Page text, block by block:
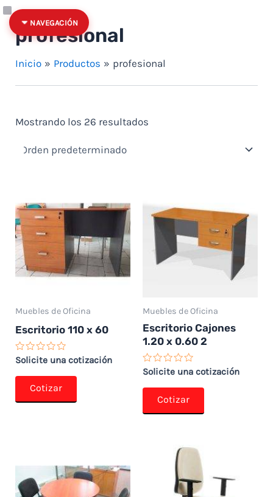
Ir al contenido
Categoría
Estado
NAVEGACIÓN
profesional
Inicio Productos profesional
Mostrando los 26 resultados
Muebles de Oficina
Escritorio 110 x 60
Valorado
0
Solicite una cotización
Cotizar
Muebles de Oficina
Escritorio Cajones
1.20 x 0.60 2
Valorado
0
Solicite una cotización
Cotizar